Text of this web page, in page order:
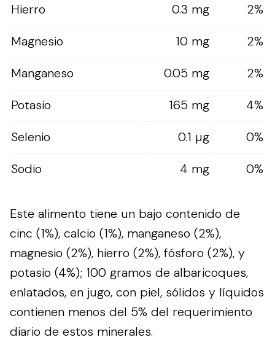
Hierro 0.3 mg
2%
Magnesio
10 mg
2%
Manganeso
0.05 mg
2%
Potasio
165 mg
4%
Selenio
0.1 µg
0%
Sodio
4 mg 0%
Este alimento tiene un bajo contenido de
cinc (1%), calcio (1%), manganeso (2%),
magnesio (2%), hierro (2%), fósforo (2%), y
potasio (4%); 100 gramos de albaricoques,
enlatados, en jugo, con piel, sólidos y líquidos
contienen menos del 5% del requerimiento
diario de estos minerales.